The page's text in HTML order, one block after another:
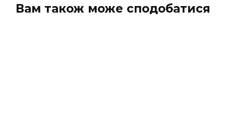
Вам також може сподобатися